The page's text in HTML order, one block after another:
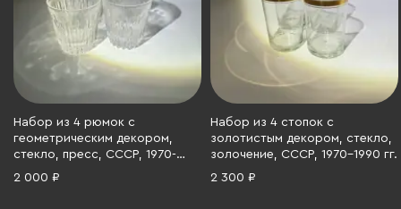
Набор из 4 рюмок с
геометрическим декором,
стекло, пресс, СССР, 1970-
1990 гг.
2 000 ₽
Набор из 4 стопок с
золотистым декором, стекло,
золочение, СССР, 1970-1990 гг.
2 300 ₽